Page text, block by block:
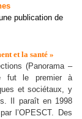
publication de
et la santé »
(Panorama –
fut le premier à
et sociétaux, y
Il paraît en 1998
l’OPESCT. Des